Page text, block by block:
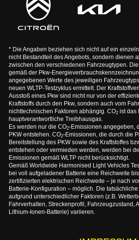
* Die Angaben beziehen sich nicht auf ein
nicht Bestandteil des Angebots, sondern dienen
zwischen den verschiedenen Fahrzeugtypen.
gemäß der Pkw-
angegebenen Werte des jeweiligen
neuen WLTP-Testzyklus ermittelt. Der
Ausstoß eines Pkw sind nicht nur von der
Kraftstoffs durch den Pkw, sondern auch vom
nichttechnischen Faktoren abhängig. CO2ist das
hauptverantwortliche Treibhausgas.
Es werden nur die CO2-Emissionen angegeben,
PKW entstehen. CO2-Emissionen, die durch die
Bereitstellung des PKW sowie des Kraftstoffes
entstehen oder vermieden werden, werden bei
Emissionen gemäß WLTP nicht berücksichtigt.
Gemäß Worldwide Harmonised Light Vehicles
bei voll aufgeladener Batterie eine Reichweite
zertifizierten elektrischen Reichweite – je nach
Batterie-Konfiguration – möglich. Die
aufgrund unterschiedlicher Faktoren (z.B.
Fahrverhalten, Streckenprofil, Fahrzeugzustand,
Lithium-Ionen-Batterie) variieren.